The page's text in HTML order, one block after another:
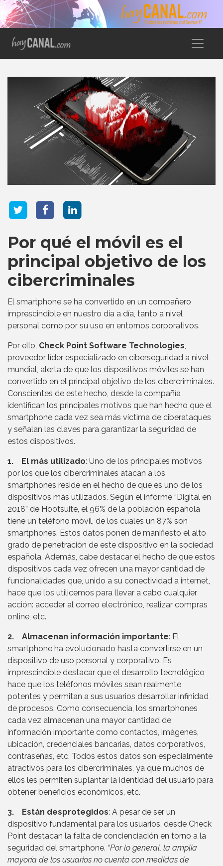
Por qué el móvil es el
principal objetivo de los
cibercriminales
El smartphone se ha convertido en un compañero
imprescindible en nuestro día a día, tanto a nivel
personal como por su uso en entornos corporativos.
Por ello, Check Point Software Technologies,
proveedor líder especializado en ciberseguridad a nivel
mundial, alerta de que los dispositivos móviles se han
convertido en el principal objetivo de los cibercriminales.
Conscientes de este hecho, desde la compañía
identifican los principales motivos que han hecho que el
smartphone cada vez sea más víctima de ciberataques
y señalan las claves para garantizar la seguridad de
estos dispositivos.
1. El más utilizado: Uno de los principales motivos
por los que los cibercriminales atacan a los
smartphones reside en el hecho de que es uno de los
dispositivos más utilizados. Según el informe “Digital en
2018” de Hootsuite, el 96% de la población española
tiene un teléfono móvil, de los cuales un 87% son
smartphones. Estos datos ponen de manifiesto el alto
grado de penetración de este dispositivo en la sociedad
española. Además, cabe destacar el hecho de que estos
dispositivos cada vez ofrecen una mayor cantidad de
funcionalidades que, unido a su conectividad a internet,
hace que los utilicemos para llevar a cabo cualquier
acción: acceder al correo electrónico, realizar compras
online, etc.
2. Almacenan información importante: El
smartphone ha evolucionado hasta convertirse en un
dispositivo de uso personal y corporativo. Es
imprescindible destacar que el desarrollo tecnológico
hace que los teléfonos móviles sean realmente
potentes y permitan a sus usuarios desarrollar infinidad
de procesos. Como consecuencia, los smartphones
cada vez almacenan una mayor cantidad de
información importante como contactos, imágenes,
ubicación, credenciales bancarias, datos corporativos,
contraseñas, etc. Todos estos datos son especialmente
atractivos para los cibercriminales, ya que muchos de
ellos les permiten suplantar la identidad del usuario para
obtener beneficios económicos, etc.
3. Están desprotegidos: A pesar de ser un
dispositivo fundamental para los usuarios, desde Check
Point destacan la falta de concienciación en torno a la
seguridad del smartphone. “Por lo general, la amplia
mayoría de los usuarios no cuenta con medidas de